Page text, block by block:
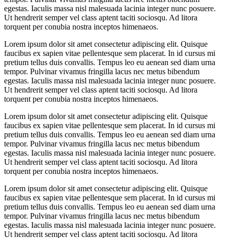
egestas. Iaculis massa nisl malesuada lacinia integer nunc posuere.
Ut hendrerit semper vel class aptent taciti sociosqu. Ad litora
torquent per conubia nostra inceptos himenaeos.
Lorem ipsum dolor sit amet consectetur adipiscing elit. Quisque
faucibus ex sapien vitae pellentesque sem placerat. In id cursus mi
pretium tellus duis convallis. Tempus leo eu aenean sed diam urna
tempor. Pulvinar vivamus fringilla lacus nec metus bibendum
egestas. Iaculis massa nisl malesuada lacinia integer nunc posuere.
Ut hendrerit semper vel class aptent taciti sociosqu. Ad litora
torquent per conubia nostra inceptos himenaeos.
Lorem ipsum dolor sit amet consectetur adipiscing elit. Quisque
faucibus ex sapien vitae pellentesque sem placerat. In id cursus mi
pretium tellus duis convallis. Tempus leo eu aenean sed diam urna
tempor. Pulvinar vivamus fringilla lacus nec metus bibendum
egestas. Iaculis massa nisl malesuada lacinia integer nunc posuere.
Ut hendrerit semper vel class aptent taciti sociosqu. Ad litora
torquent per conubia nostra inceptos himenaeos.
Lorem ipsum dolor sit amet consectetur adipiscing elit. Quisque
faucibus ex sapien vitae pellentesque sem placerat. In id cursus mi
pretium tellus duis convallis. Tempus leo eu aenean sed diam urna
tempor. Pulvinar vivamus fringilla lacus nec metus bibendum
egestas. Iaculis massa nisl malesuada lacinia integer nunc posuere.
Ut hendrerit semper vel class aptent taciti sociosqu. Ad litora